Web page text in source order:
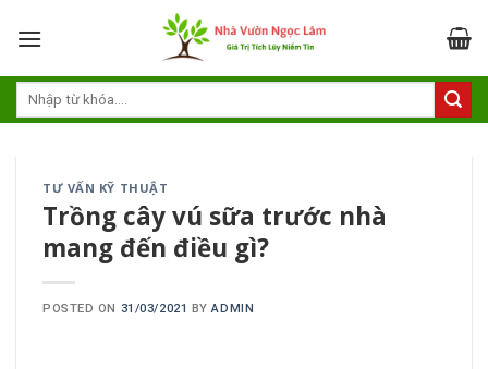
TƯ VẤN KỸ THUẬT
Trồng cây vú sữa trước nhà
mang đến điều gì?
POSTED ON 31/03/2021 BYADMIN